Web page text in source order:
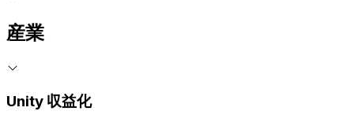
産業
Unity 収益化